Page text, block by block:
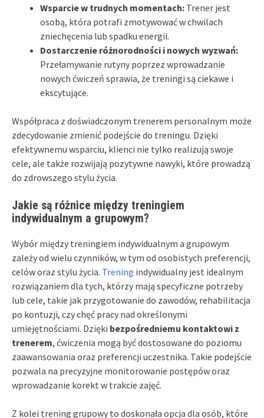
Wsparcie w trudnych momentach: Trener jest
osobą, która potrafi zmotywować w chwilach
zniechęcenia lub spadku energii.
Dostarczenie różnorodności i nowych wyzwań:
Przełamywanie rutyny poprzez wprowadzanie
nowych ćwiczeń sprawia, że treningi są ciekawe i
ekscytujące.
Współpraca z doświadczonym trenerem personalnym może
zdecydowanie zmienić podejście do treningu. Dzięki
efektywnemu wsparciu, klienci nie tylko realizują swoje
cele, ale także rozwijają pozytywne nawyki, które prowadzą
do zdrowszego stylu życia.
Jakie są różnice między treningiem
indywidualnym a grupowym?
Wybór między treningiem indywidualnym a grupowym
zależy od wielu czynników, w tym od osobistych preferencji,
celów oraz stylu życia. Trening indywidualny jest idealnym
rozwiązaniem dla tych, którzy mają specyficzne potrzeby
lub cele, takie jak przygotowanie do zawodów, rehabilitacja
po kontuzji, czy chęć pracy nad określonymi
umiejętnościami. Dzięki bezpośredniemu kontaktowi z
trenerem, ćwiczenia mogą być dostosowane do poziomu
zaawansowania oraz preferencji uczestnika. Takie podejście
pozwala na precyzyjne monitorowanie postępów oraz
wprowadzanie korekt w trakcie zajęć.
Z kolei trening grupowy to doskonała opcja dla osób, które